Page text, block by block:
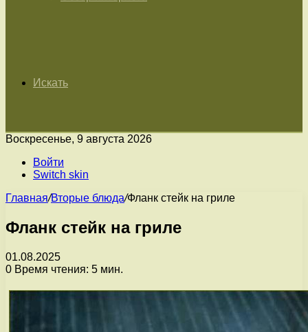
Искать
Воскресенье, 9 августа 2026
Войти
Switch skin
Главная/Вторые блюда/Фланк стейк на гриле
Фланк стейк на гриле
01.08.2025
0 Время чтения: 5 мин.